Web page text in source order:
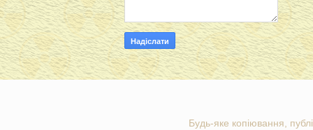
Будь-яке копіювання,